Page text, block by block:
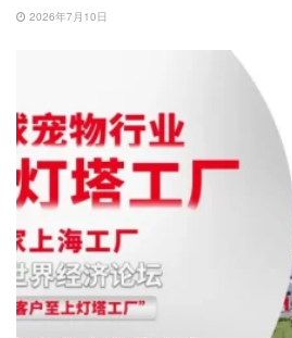
2026年7月10日